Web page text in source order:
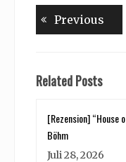
Previous
Related Posts
[Rezension] “House
Böhm
Juli 28, 2026